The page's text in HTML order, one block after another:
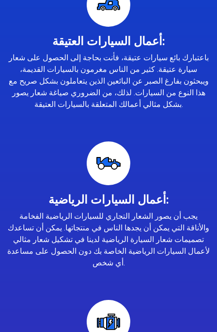
أعمال السيارات العتيقة:
باعتبارك بائع سيارات عتيقة، فأنت بحاجة إلى الحصول على شعار
سيارة عتيقة. كثير من الناس مغرمون بالسيارات القديمة،
ويبحثون بفارغ الصبر عن البائعين الذين يتعاملون بشكل صريح مع
هذا النوع من السيارات. لذلك، من الضروري صياغة شعار يصور
بشكل مثالي أعمالك المتعلقة بالسيارات العتيقة.
أعمال السيارات الرياضية:
يجب أن يصور الشعار التجاري للسيارات الرياضية الفخامة
والأناقة التي يمكن أن يجدها الناس في منتجاتها. يمكن أن تساعدك
تصميمات شعار السيارة الرياضية لدينا في تشكيل شعار مثالي
لأعمال السيارات الرياضية الخاصة بك دون الحصول على مساعدة
أي شخص.